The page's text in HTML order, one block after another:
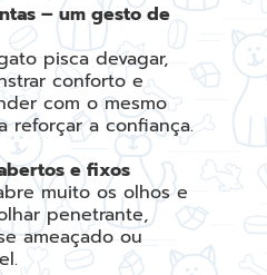
– um gesto de
pisca devagar,
conforto e
com o mesmo
reforçar a confiança.
e fixos
muito os olhos e
penetrante,
ameaçado ou